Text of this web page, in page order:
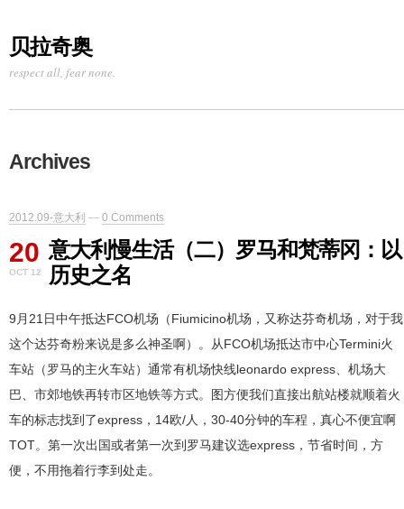
贝拉奇奥
respect all, fear none.
Archives
2012.09-意大利 — 0 Comments
20
OCT 12
意大利慢生活（二）罗马和梵蒂冈：以
历史之名
9月21日中午抵达FCO机场（Fiumicino机场，又称达芬奇机场，对于我
这个达芬奇粉来说是多么神圣啊）。从FCO机场抵达市中心Termini火
车站（罗马的主火车站）通常有机场快线leonardo express、机场大
巴、市郊地铁再转市区地铁等方式。图方便我们直接出航站楼就顺着火
车的标志找到了express，14欧/人，30-40分钟的车程，真心不便宜啊
TOT。第一次出国或者第一次到罗马建议选express，节省时间，方
便，不用拖着行李到处走。